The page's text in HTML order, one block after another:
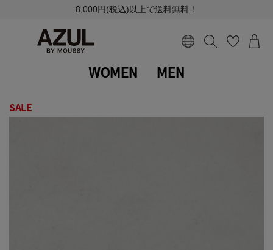
8,000円(税込)以上で送料無料！
WOMEN MEN
SALE